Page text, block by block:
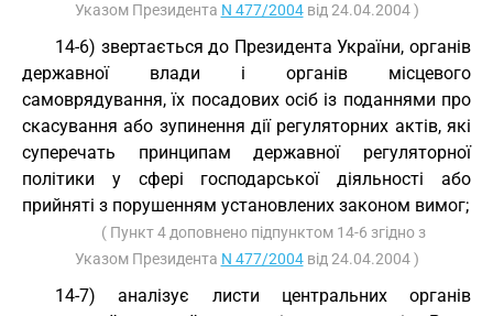
Указом Президента N 477/2004від 24.04.2004 )
14-6) звертається до Президента України, органів
державної влади і органів місцевого
самоврядування, їх посадових осіб із поданнями про
скасування або зупинення дії регуляторних актів, які
суперечать принципам державної регуляторної
політики у сфері господарської діяльності або
прийняті з порушенням установлених законом вимог;
( Пункт 4 доповнено підпунктом 14-6 згідно з
Указом Президента N 477/2004від 24.04.2004 )
14-7) аналізує листи центральних органів